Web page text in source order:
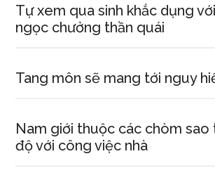
Tự xem qua sinh khắc dụng
ngọc chưởng thần quái
Tang môn sẽ mang tới nguy
Nam giới thuộc các chòm sao
độ với công việc nhà